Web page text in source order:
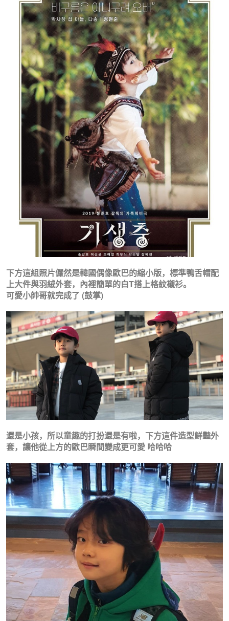
下方這組照片儼然是韓國偶像歐巴的縮小版，標準鴨舌帽配
上大件與羽絨外套，內裡簡單的白T搭上格紋襯衫。
可愛小帥哥就完成了 (鼓掌)
還是小孩，所以童趣的打扮還是有啦，下方這件造型鮮豔外
套，讓他從上方的歐巴瞬間變成更可愛 哈哈哈